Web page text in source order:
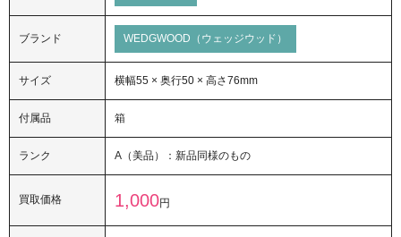
ブランド WEDGWOOD（ウェッジウッド）
サイズ 横幅55 × 奥行50 × 高さ76mm
付属品 箱
ランク A（美品）：新品同様のもの
買取価格 1,000円